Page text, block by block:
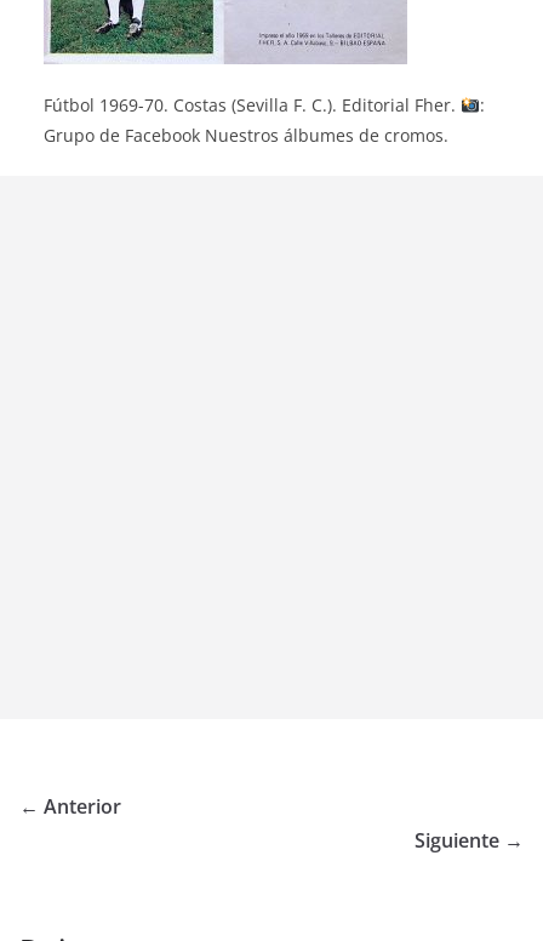
Fútbol 1969-70. Costas (Sevilla F. C.). Editorial Fher.
:
Grupo de Facebook Nuestros álbumes de cromos.
← Anterior
Siguiente →